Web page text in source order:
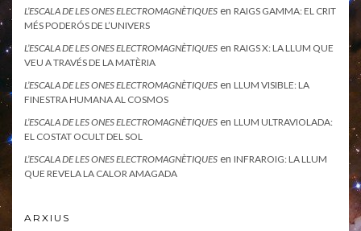
L’ESCALA DE LES ONES ELECTROMAGNÈTIQUES en RAIGS GAMMA: EL CRIT
MÉS PODERÓS DE L’UNIVERS
L’ESCALA DE LES ONES ELECTROMAGNÈTIQUES en RAIGS X: LA LLUM QUE
VEU A TRAVÉS DE LA MATÈRIA
L’ESCALA DE LES ONES ELECTROMAGNÈTIQUES en LLUM VISIBLE: LA
FINESTRA HUMANA AL COSMOS
L’ESCALA DE LES ONES ELECTROMAGNÈTIQUES en LLUM ULTRAVIOLADA:
EL COSTAT OCULT DEL SOL
L’ESCALA DE LES ONES ELECTROMAGNÈTIQUES en INFRAROIG: LA LLUM
QUE REVELA LA CALOR AMAGADA
ARXIUS